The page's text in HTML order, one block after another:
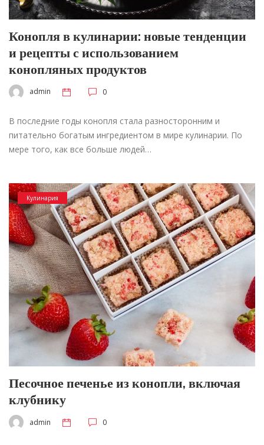
Конопля в кулинарии: новые тенденции
и рецепты с использованием
конопляных продуктов
admin 0
В последние годы конопля стала разносторонним и
питательно богатым ингредиентом в мире кулинарии. По
мере того, как все больше людей…
Кулинария
Песочное печенье из конопли, включая
клубнику
admin 0